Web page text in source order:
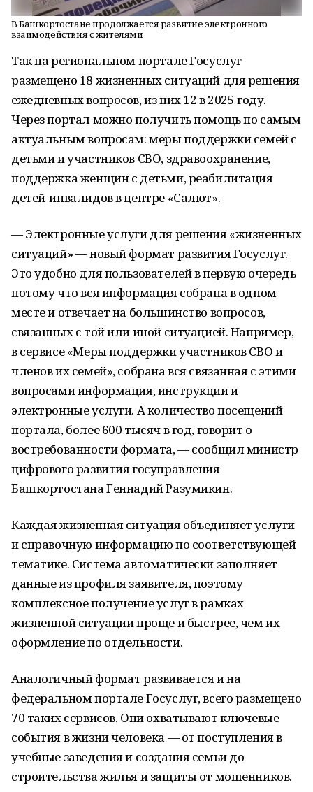
В Башкортостане продолжается развитие электронного
взаимодействия с жителями
Так на региональном портале Госуслуг
размещено 18 жизненных ситуаций для решения
ежедневных вопросов, из них 12 в 2025 году.
Через портал можно получить помощь по самым
актуальным вопросам: меры поддержки семей с
детьми и участников СВО, здравоохранение,
поддержка женщин с детьми, реабилитация
детей-инвалидов в центре «Салют».
— Электронные услуги для решения «жизненных
ситуаций» — новый формат развития Госуслуг.
Это удобно для пользователей в первую очередь
потому что вся информация собрана в одном
месте и отвечает на большинство вопросов,
связанных с той или иной ситуацией. Например,
в сервисе «Меры поддержки участников СВО и
членов их семей», собрана вся связанная с этими
вопросами информация, инструкции и
электронные услуги. А количество посещений
портала, более 600 тысяч в год, говорит о
востребованности формата, — сообщил министр
цифрового развития госуправления
Башкортостана Геннадий Разумикин.
Каждая жизненная ситуация объединяет услуги
и справочную информацию по соответствующей
тематике. Система автоматически заполняет
данные из профиля заявителя, поэтому
комплексное получение услуг в рамках
жизненной ситуации проще и быстрее, чем их
оформление по отдельности.
Аналогичный формат развивается и на
федеральном портале Госуслуг, всего размещено
70 таких сервисов. Они охватывают ключевые
события в жизни человека — от поступления в
учебные заведения и создания семьи до
строительства жилья и защиты от мошенников.